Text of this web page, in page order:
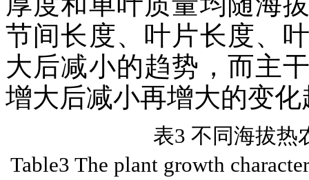
节间长度、叶片长度、
大后减小的趋势，而主
增大后减小再增大的变化
表3 不同海拔热
Table3 The plant growth